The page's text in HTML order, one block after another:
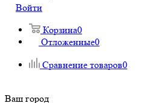
Войти
Корзина0
Отложенные0
Сравнение товаров0
Ваш город